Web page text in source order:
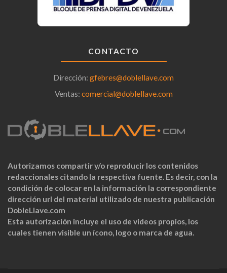
CONTACTO
Dirección: gfebres@doblellave.com
Ventas: comercial@doblellave.com
Autorizamos compartir y/o reproducir los contenidos
redaccionales citando la respectiva fuente. Es decir, con la
condición de colocar en la información la correspondiente
dirección url del material utilizado de nuestra publicación
DobleLlave.com
Esta autorización incluye el uso de videos propios, los
cuales tienen visible un ícono, logo o marca de agua.